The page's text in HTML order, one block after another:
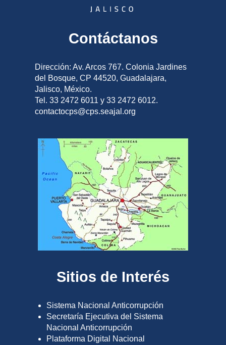
Contáctanos
Dirección: Av. Arcos 767. Colonia Jardines
del Bosque, CP 44520, Guadalajara,
Jalisco, México.
Tel. 33 2472 6011 y 33 2472 6012.
contactocps@cps.seajal.org
Sitios de Interés
Sistema Nacional Anticorrupción
Secretaría Ejecutiva del Sistema
Nacional Anticorrupción
Plataforma Digital Nacional